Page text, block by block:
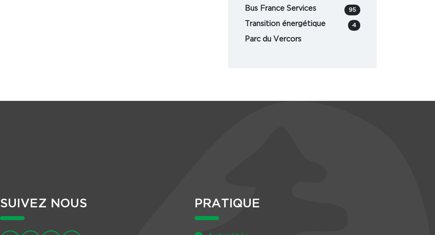
Bus France Services
95
Transition énergétique 4
Parc du Vercors
SUIVEZ NOUS PRATIQUE